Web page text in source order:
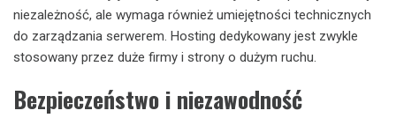
niezależność, ale wymaga również umiejętności technicznych
do zarządzania serwerem. Hosting dedykowany jest zwykle
stosowany przez duże firmy i strony o dużym ruchu.
Bezpieczeństwo i niezawodność